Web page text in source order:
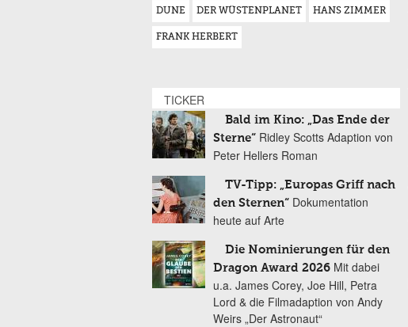
DUNE DER WÜSTENPLANET HANS ZIMMER
FRANK HERBERT
TICKER
Bald im Kino: „Das Ende der
Sterne“ Ridley Scotts Adaption von
Peter Hellers Roman
TV-Tipp: „Europas Griff nach
den Sternen“ Dokumentation
heute auf Arte
Die Nominierungen für den
Dragon Award 2026 Mit dabei
u.a. James Corey, Joe Hill, Petra
Lord & die Filmadaption von Andy
Weirs „Der Astronaut“